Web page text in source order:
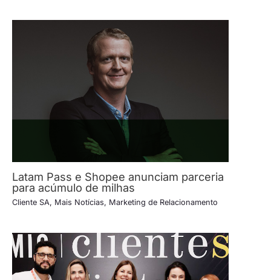
Latam Pass e Shopee anunciam parceria
para acúmulo de milhas
Cliente SA, Mais Notícias, Marketing de Relacionamento